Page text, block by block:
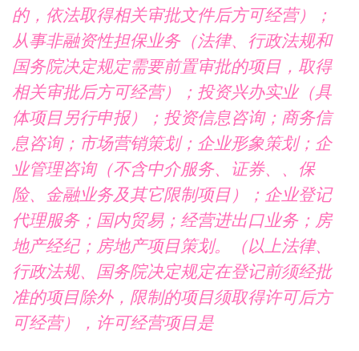
的，依法取得相关审批文件后方可经营）；
从事非融资性担保业务（法律、行政法规和
国务院决定规定需要前置审批的项目，取得
相关审批后方可经营）；投资兴办实业（具
体项目另行申报）；投资信息咨询；商务信
息咨询；市场营销策划；企业形象策划；企
业管理咨询（不含中介服务、证券、、保
险、金融业务及其它限制项目）；企业登记
代理服务；国内贸易；经营进出口业务；房
地产经纪；房地产项目策划。（以上法律、
行政法规、国务院决定规定在登记前须经批
准的项目除外，限制的项目须取得许可后方
可经营），许可经营项目是